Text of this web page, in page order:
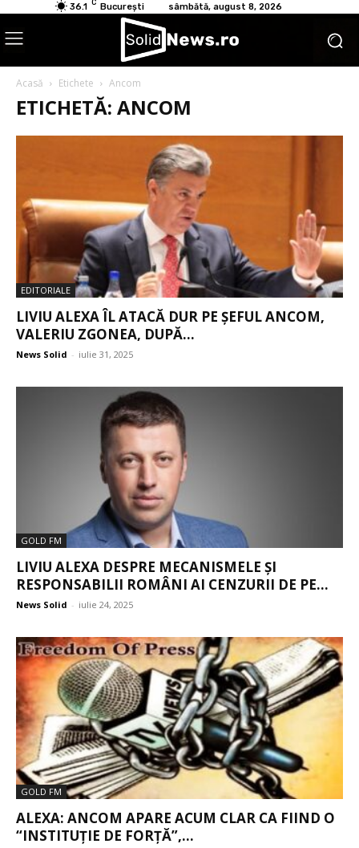
36.1 C București sâmbătă, august 8, 2026
Acasă Etichete Ancom
ETICHETĂ: ANCOM
EDITORIALE
LIVIU ALEXA ÎL ATACĂ DUR PE ȘEFUL ANCOM,
VALERIU ZGONEA, DUPĂ...
News Solid - iulie 31, 2025
GOLD FM
LIVIU ALEXA DESPRE MECANISMELE ȘI
RESPONSABILII ROMÂNI AI CENZURII DE PE...
News Solid - iulie 24, 2025
GOLD FM
ALEXA: ANCOM APARE ACUM CLAR CA FIIND O
“INSTITUȚIE DE FORȚĂ”,...